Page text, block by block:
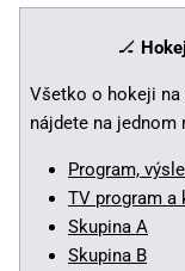
🏒
Všetko o hokeji na
nájdete na jednom
Program,
TV program a
Skupina A
Skupina B